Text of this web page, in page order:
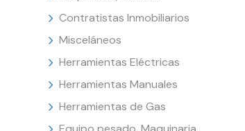
Contratistas Inmobiliarios
Misceláneos
Herramientas Eléctricas
Herramientas Manuales
Herramientas de Gas